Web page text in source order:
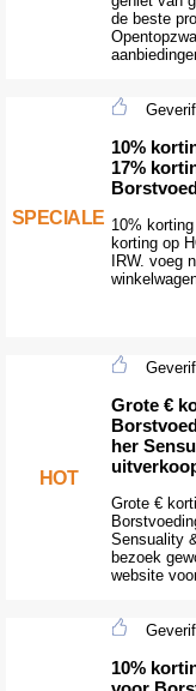
de beste
SPECIALE
10%
17%
10%
korting op
IRW. voeg
HOT
Grote €
her
Grote €
Sensuality
bezoek
website
10%